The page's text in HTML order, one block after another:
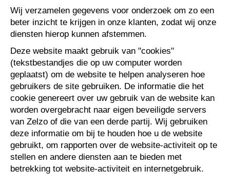
Wij verzamelen gegevens voor onderzoek om zo een
beter inzicht te krijgen in onze klanten, zodat wij onze
diensten hierop kunnen afstemmen.
Deze website maakt gebruik van "cookies"
(tekstbestandjes die op uw computer worden
geplaatst) om de website te helpen analyseren hoe
gebruikers de site gebruiken. De informatie die het
cookie genereert over uw gebruik van de website kan
worden overgebracht naar eigen beveiligde servers
van Zelzo of die van een derde partij. Wij gebruiken
deze informatie om bij te houden hoe u de website
gebruikt, om rapporten over de website-activiteit op te
stellen en andere diensten aan te bieden met
betrekking tot website-activiteit en internetgebruik.